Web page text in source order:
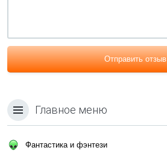
Отправить отзыв
Главное меню
Фантастика и фэнтези